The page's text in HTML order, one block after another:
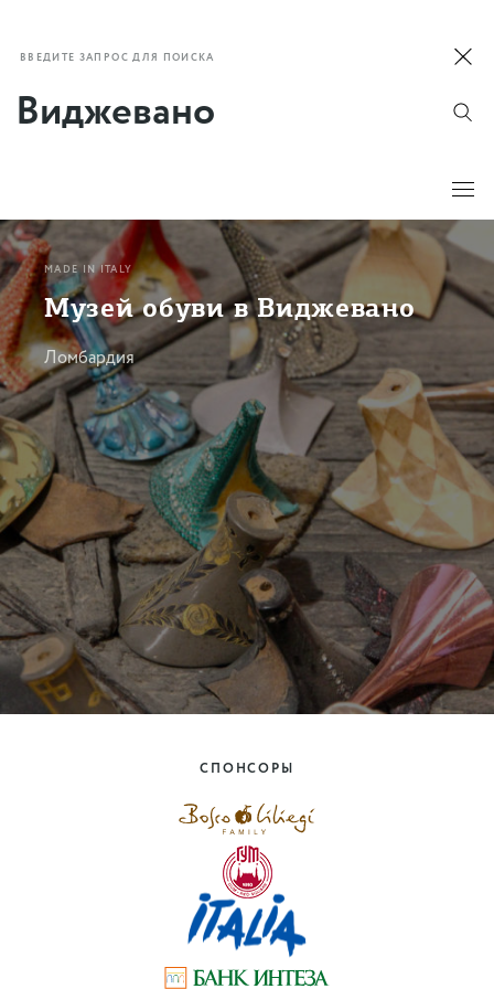
ВВЕДИТЕ ЗАПРОС ДЛЯ ПОИСКА
MADE IN ITALY
Музей обуви в Виджевано
Ломбардия
СПОНСОРЫ